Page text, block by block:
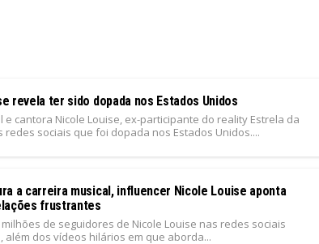
revela ter sido dopada nos Estados Unidos
cantora Nicole Louise, ex-participante do reality Estrela da
redes sociais que foi dopada nos Estados Unidos....
a carreira musical, influencer Nicole Louise aponta
frustrantes
de seguidores de Nicole Louise nas redes sociais
além dos vídeos hilários em que aborda...